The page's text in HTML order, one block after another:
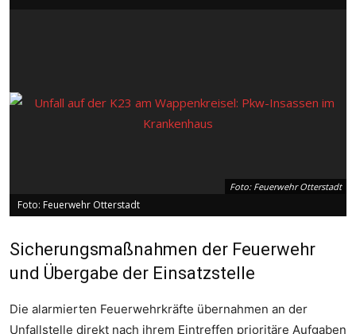
Foto: Feuerwehr Otterstadt
Foto: Feuerwehr Otterstadt
Sicherungsmaßnahmen der Feuerwehr
und Übergabe der Einsatzstelle
Die alarmierten Feuerwehrkräfte übernahmen an der
Unfallstelle direkt nach ihrem Eintreffen prioritäre Aufgaben